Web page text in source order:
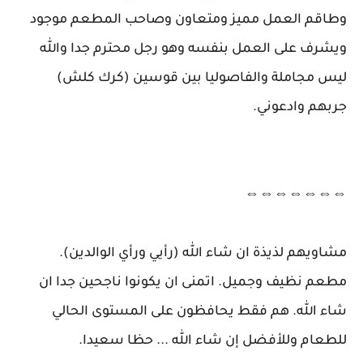
وطاقم العمل مميز ومتعاون وصاحب المطعم موجود
ويشرف على العمل بنفسه وهو رجل محترم جدا والله
ليس مجاملة والفاصوليا بين قوسين (كرك كلش)
جربهم وادعوني.
⇔⇔⇔⇔⇔⇔⇔
مشاويهم لذيذة ان شاء الله (رأيي ورأي الوالدين).
مطعم نظيف وجميل. اتمنى ان يكونوا ناجحين جدا ان
شاء الله. هم فقط يحافظون على المستوى الحالي
للطعام وللأفضل إن شاء الله ... حظا سعيدا.